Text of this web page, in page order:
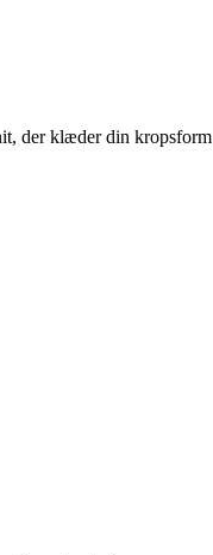
der klæder din kropsform